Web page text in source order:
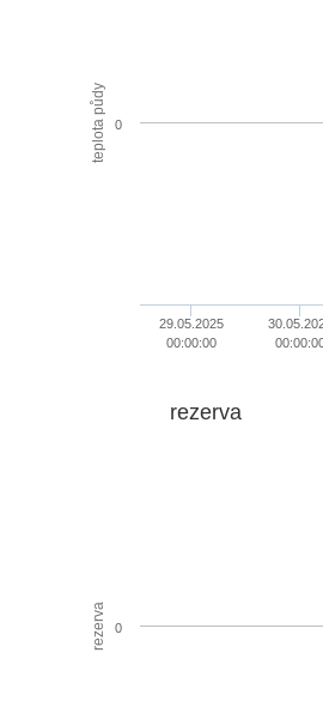
teplota půdy
29.05.2025
00:00:00
0
rezerva
rezerva
0